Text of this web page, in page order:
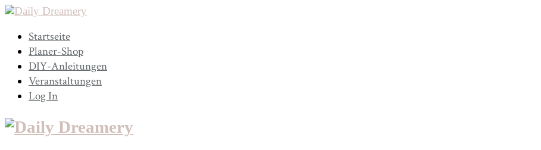
Startseite
Planer-Shop
DIY-Anleitungen
Veranstaltungen
Log In